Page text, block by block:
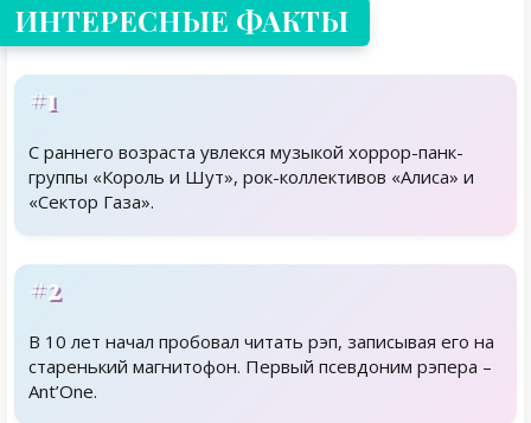
ИНТЕРЕСНЫЕ ФАКТЫ
#1
С раннего возраста увлекся музыкой хоррор-панк-
группы «Король и Шут», рок-коллективов «Алиса» и
«Сектор Газа».
#2
В 10 лет начал пробовал читать рэп, записывая его на
старенький магнитофон. Первый псевдоним рэпера –
Ant’One.